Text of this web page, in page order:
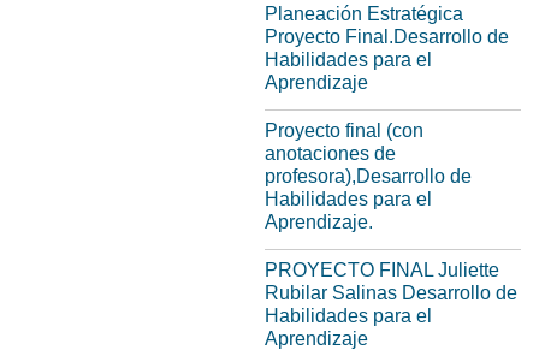
Planeación Estratégica
Proyecto Final.Desarrollo de
Habilidades para el
Aprendizaje
Proyecto final (con
anotaciones de
profesora),Desarrollo de
Habilidades para el
Aprendizaje.
PROYECTO FINAL Juliette
Rubilar Salinas Desarrollo de
Habilidades para el
Aprendizaje